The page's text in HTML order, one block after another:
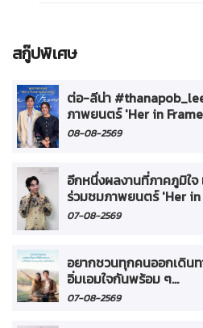
สกู๊ปพิเศษ
ต่อ-ลีน่า
ภาพยนตร์ 'Her in Frame
08-08-2569
อีกหนึ่งผลงานที่ภาคภูมิใ
ร่วมชมภาพยนตร์ 'Her in
07-08-2569
อยากชวนทุกคนออกเดินท
อิ่มเอมใจกันพร้อม ๆ...
07-08-2569